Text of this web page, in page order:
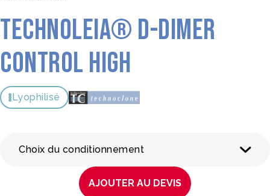
TECHNOLEIA® D-Dimer
Control High
Lyophilisé
Choix du conditionnement
AJOUTER AU DEVIS